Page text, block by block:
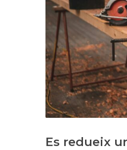
Es redueix